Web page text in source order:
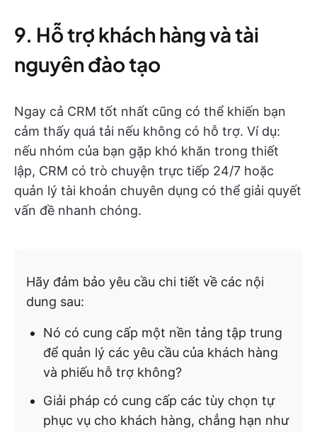
9. Hỗ trợ khách hàng và tài
nguyên đào tạo
Ngay cả CRM tốt nhất cũng có thể khiến bạn
cảm thấy quá tải nếu không có hỗ trợ. Ví dụ:
nếu nhóm của bạn gặp khó khăn trong thiết
lập, CRM có trò chuyện trực tiếp 24/7 hoặc
quản lý tài khoản chuyên dụng có thể giải quyết
vấn đề nhanh chóng.
Hãy đảm bảo yêu cầu chi tiết về các nội
dung sau:
Nó có cung cấp một nền tảng tập trung
để quản lý các yêu cầu của khách hàng
và phiếu hỗ trợ không?
Giải pháp có cung cấp các tùy chọn tự
phục vụ cho khách hàng, chẳng hạn như